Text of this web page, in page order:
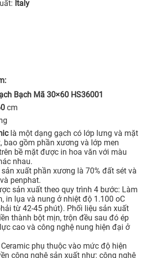
Italy
Bạch Mã 30×60 HS36001
cm
là một dạng gạch có lớp lưng và mặt
bao gồm phần xương và lớp men
bề mặt được in hoa văn với màu
nhau.
xuất phần xương là 70% đất sét và
penphat.
sản xuất theo quy trình 4 bước: Làm
in lụa và nung ở nhiệt độ 1.100 oC
từ 42-45 phút). Phối liệu sản xuất
thành bột mịn, trộn đều sau đó ép
cao và công nghệ nung hiện đại ở
phụ thuộc vào mức độ hiện
công nghệ sản xuất như: công nghệ